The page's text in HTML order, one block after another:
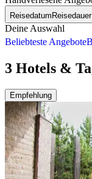
Reisedatum Reisedauer
Deine Auswahl
Beliebteste Angebote
3 Hotels &
Empfehlung